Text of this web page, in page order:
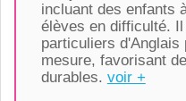
incluant des enfants
élèves en difficulté.
particuliers d'Anglais
mesure, favorisant
durables. voir +